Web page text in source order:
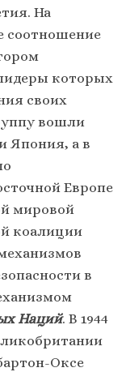
На
соотношение
которых
своих
вошли
Япония, а в
Европе
мировой
коалиции
в
Наций. В 1944
Оксе